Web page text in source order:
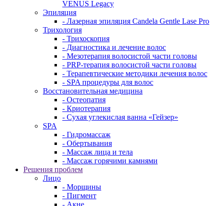
VENUS Legacy
Эпиляция
- Лазерная эпиляция Candela Gentle Lase Pro
Трихология
- Трихоскопия
- Диагностика и лечение волос
- Мезотерапия волосистой части головы
- PRP-терапия волосистой части головы
- Терапевтические методики лечения волос
- SPA процедуры для волос
Восстановительная медицина
- Остеопатия
- Криотерапия
- Сухая углекислая ванна «Гейзер»
SPA
- Гидромассаж
- Обертывания
- Массаж лица и тела
- Массаж горячими камнями
Решения проблем
Лицо
- Морщины
- Пигмент
- Акне